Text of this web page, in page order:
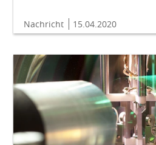
Nachricht 15.04.2020